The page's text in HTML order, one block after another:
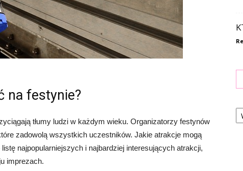
na festynie?
tłumy ludzi w każdym wieku. Organizatorzy festynów
zadowolą wszystkich uczestników. Jakie atrakcje mogą
najpopularniejszych i najbardziej interesujących atrakcji,
imprezach.